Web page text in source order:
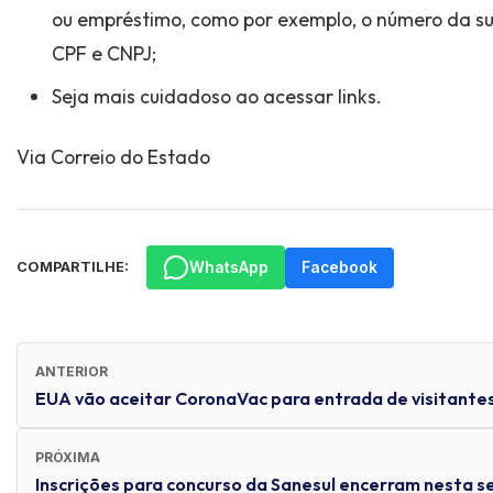
ou empréstimo, como por exemplo, o número da
CPF e CNPJ;
Seja mais cuidadoso ao acessar links.
Via Correio do Estado
COMPARTILHE: WhatsApp Facebook
ANTERIOR
EUA vão aceitar CoronaVac para entrada de
PRÓXIMA
Inscrições para concurso da Sanesul encerram nesta